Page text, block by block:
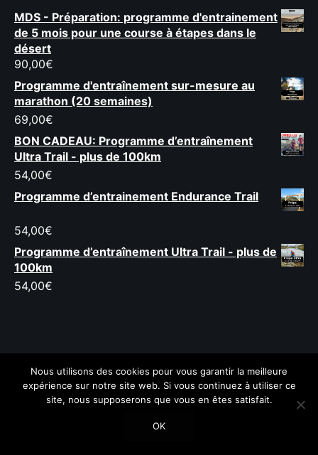
MDS - Préparation: programme d'entrainement
de 5 mois pour une course à étapes dans le
désert
90,00€
Programme d'entraînement sur-mesure au
marathon (20 semaines)
69,00€
BON CADEAU: Programme d’entraînement
Ultra Trail - plus de 100km
54,00€
Programme d’entrainement Endurance Trail
54,00€
Programme d’entraînement Ultra Trail - plus de
100km
54,00€
Bons Plans
Nous utilisons des cookies pour vous garantir la meilleure
expérience sur notre site web. Si vous continuez à utiliser ce
site, nous supposerons que vous en êtes satisfait.
OK